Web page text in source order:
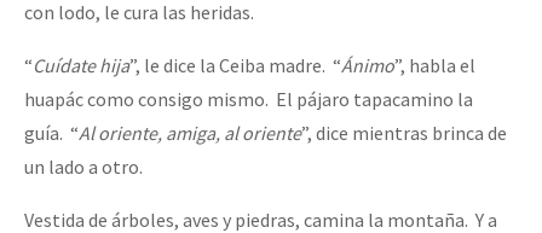
con lodo, le cura las heridas.
“Cuídate hija”, le dice la Ceiba madre. “Ánimo”, habla el
huapác como consigo mismo. El pájaro tapacamino la
guía. “Al oriente, amiga, al oriente”, dice mientras brinca de
un lado a otro.
Vestida de árboles, aves y piedras, camina la montaña. Y a